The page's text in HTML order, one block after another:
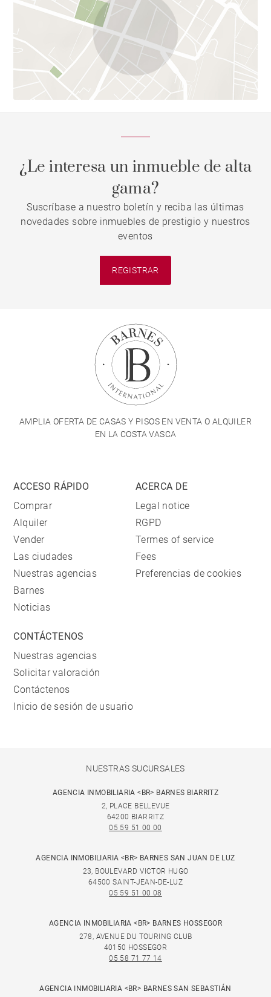
¿Le interesa un inmueble de alta
gama?
Suscríbase a nuestro boletín y reciba las últimas
novedades sobre inmuebles de prestigio y nuestros
eventos
REGISTRAR
AMPLIA OFERTA DE CASAS Y PISOS EN VENTA O ALQUILER
EN LA COSTA VASCA
ACCESO RÁPIDO
Comprar
Alquiler
Vender
Las ciudades
Nuestras agencias
Barnes
Noticias
ACERCA DE
Legal notice
RGPD
Termes of service
Fees
Preferencias de cookies
CONTÁCTENOS
Nuestras agencias
Solicitar valoración
Contáctenos
Inicio de sesión de usuario
NUESTRAS SUCURSALES
AGENCIA INMOBILIARIA <BR> BARNES BIARRITZ
2, PLACE BELLEVUE
64200 BIARRITZ
05 59 51 00 00
AGENCIA INMOBILIARIA <BR> BARNES SAN JUAN DE LUZ
23, BOULEVARD VICTOR HUGO
64500 SAINT-JEAN-DE-LUZ
05 59 51 00 08
AGENCIA INMOBILIARIA <BR> BARNES HOSSEGOR
278, AVENUE DU TOURING CLUB
40150 HOSSEGOR
05 58 71 77 14
AGENCIA INMOBILIARIA <BR> BARNES SAN SEBASTIÁN